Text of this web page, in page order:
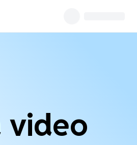
video